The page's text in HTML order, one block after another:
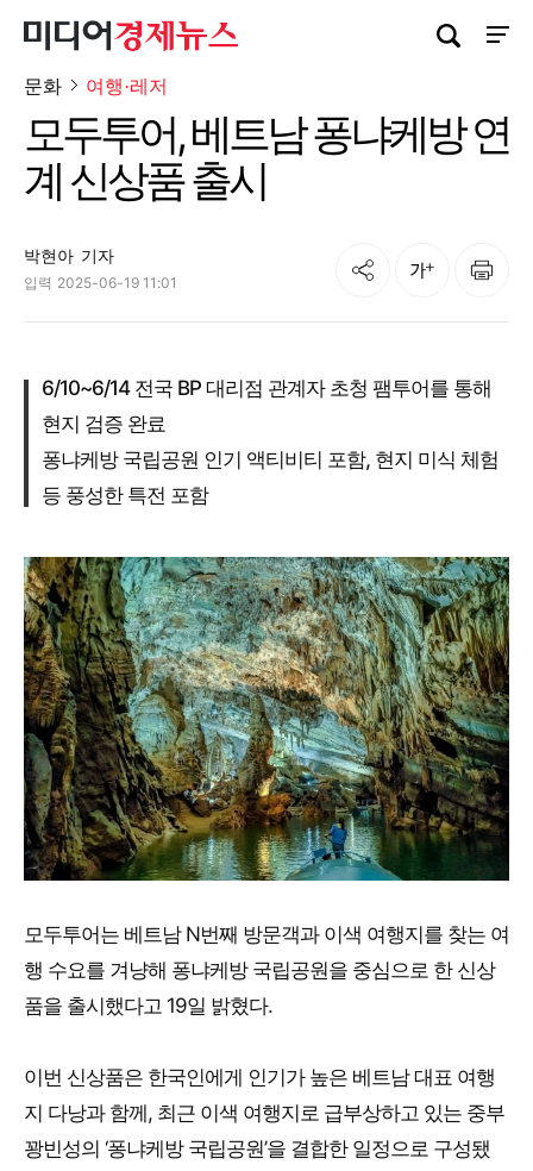
사이
검색창 열기
문화 여행·레저
모두투어, 베트남 퐁냐케방 연
계 신상품 출시
박현아 기자
입력 2025-06-19 11:01
공유 글자크기 인쇄
6/10~6/14 전국 BP 대리점 관계자 초청 팸투어를 통해
현지 검증 완료
퐁냐케방 국립공원 인기 액티비티 포함, 현지 미식 체험
등 풍성한 특전 포함
모두투어는 베트남 N번째 방문객과 이색 여행지를 찾는 여
행 수요를 겨냥해 퐁냐케방 국립공원을 중심으로 한 신상
품을 출시했다고 19일 밝혔다.
이번 신상품은 한국인에게 인기가 높은 베트남 대표 여행
지 다낭과 함께, 최근 이색 여행지로 급부상하고 있는 중부
꽝빈성의 ‘퐁냐케방 국립공원’을 결합한 일정으로 구성됐